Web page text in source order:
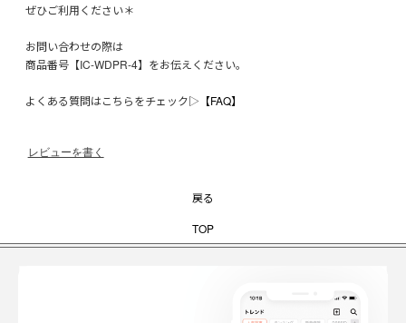
ぜひご利用ください＊
お問い合わせの際は
商品番号【IC-WDPR-4】をお伝えください。
よくある質問はこちらをチェック▷ 【FAQ】
レビューを書く
戻る
TOP